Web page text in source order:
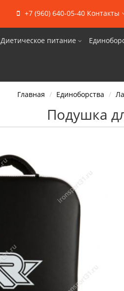
+7 (960) 640-05-40 Контакты
Диетическое питание
Главная Единоборства
Подушка